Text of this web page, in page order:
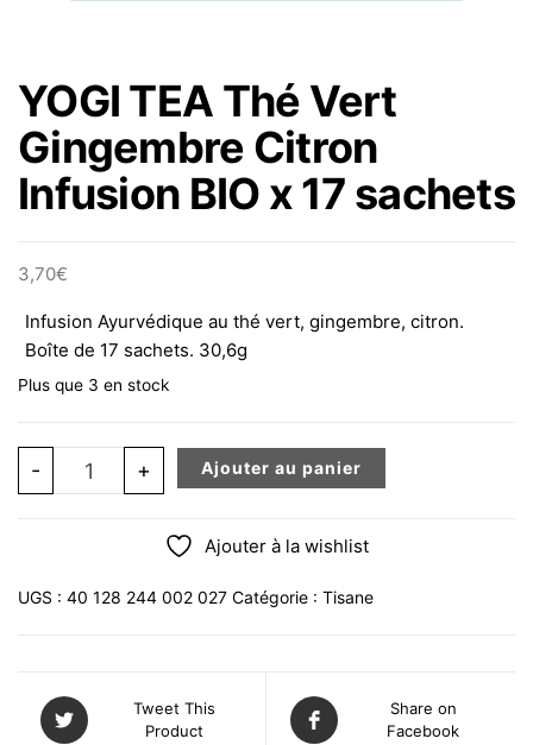
YOGI TEA Thé Vert
Gingembre Citron
Infusion BIO x 17 sachets
3,70€
Infusion Ayurvédique au thé vert, gingembre, citron.
Boîte de 17 sachets. 30,6g
Plus que 3 en stock
- quantité de YOGI TEA Thé Vert Gingembre Citron
+ Ajouter au panier
Ajouter à la wishlist
UGS : 40 128 244 002 027 Catégorie : Tisane
Tweet This
Product
Share on
Facebook